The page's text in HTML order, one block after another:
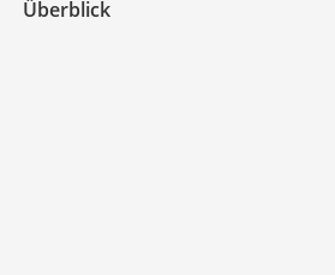
Überblick